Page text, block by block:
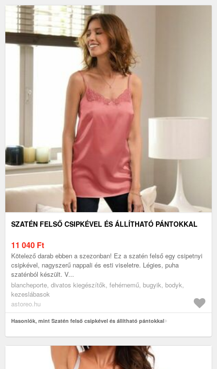
SZATÉN FELSŐ CSIPKÉVEL ÉS ÁLLÍTHATÓ PÁNTOKKAL
11 040 Ft
Kötelező darab ebben a szezonban! Ez a szatén felső egy csipetnyi
csipkével, nagyszerű nappali és esti viseletre. Légies, puha
szaténból készült. V...
blancheporte, divatos kiegészítők, fehérnemű, bugyik, bodyk,
kezeslábasok
astoreo.hu
Hasonlók, mint Szatén felső csipkével és állítható pántokkal